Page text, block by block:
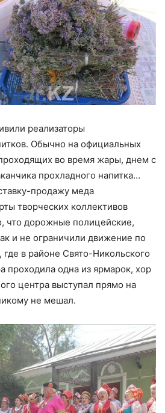
реализаторы
Обычно на официальных
во время жары, днем с
прохладного напитка…
продажу меда
творческих коллективов
что дорожные полицейские,
и не ограничили движение по
где в районе Свято-Никольского
проходила одна из ярмарок, хор
центра выступал прямо на
не мешал.